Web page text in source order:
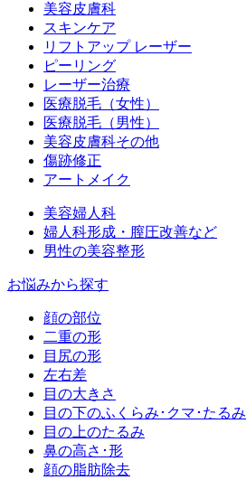
美容皮膚科
スキンケア
リフトアップ レーザー
ピーリング
レーザー治療
医療脱毛（女性）
医療脱毛（男性）
美容皮膚科その他
傷跡修正
アートメイク
美容婦人科
婦人科形成・膣圧改善など
男性の美容整形
お悩みから探す
顔の部位
二重の形
目尻の形
左右差
目の大きさ
目の下のふくらみ･クマ･たるみ
目の上のたるみ
鼻の高さ･形
顔の脂肪除去